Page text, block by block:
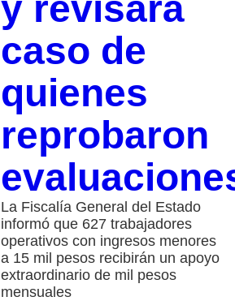
caso de
quienes
reprobaron
La Fiscalía General del Estado
informó que 627 trabajadores
operativos con ingresos menores
a 15 mil pesos recibirán un apoyo
extraordinario de mil pesos
mensuales